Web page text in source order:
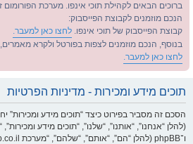
ברוכים הבאים לקהילת תוכי אינפו. מערכת הפורומום
הנכם מוזמנים לקבוצת הפייסבוק:
קבוצת הפייסבוק של תוכי אינפו. לחצו כאן למעבר.
בנוסף, הנכם מוזמנים לצפות בפורטל ולקרא מאמרים,
לחצו כאן למעבר.
תוכים מידע ומכירות - מדיניות הפרטיות
הסכם זה מסביר בפירוט כיצד “תוכים מידע ומכירות”